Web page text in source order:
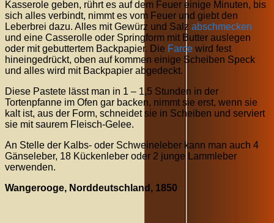
Kasserole geben, rührt es auf dem Feuer einige Minuten, bis
sich alles verbindt, nimmt es vom Feuer und giebt den
Leberbrei dazu. Alles mit Gewürz und Salz abschmecken
und eine Casserolle oder Springform mit Butter auslegen
oder mit gebuttertem Backpapier. Die Farce wird fest
hineingedrückt, oben auf kommen einige Scheiben Speck
und alles wird mit Backpapier abgedeckt.
Diese Pastete lässt man in 1 – 1,5 Stunden in der
Tortenpfanne im Ofen gar backen, nimmt sie erst, wenn sie
kalt ist, aus der Form, schneidet sie in Scheiben und serviert
sie mit saurem Fleisch-Gelee.
An Stelle der Kalbs- oder Schweineleber kann man auch 4
Gänseleber, 18 Kückenleber oder 2 junge Lammleber
verwenden.
Wangerooge, Norddeutschland, 1850